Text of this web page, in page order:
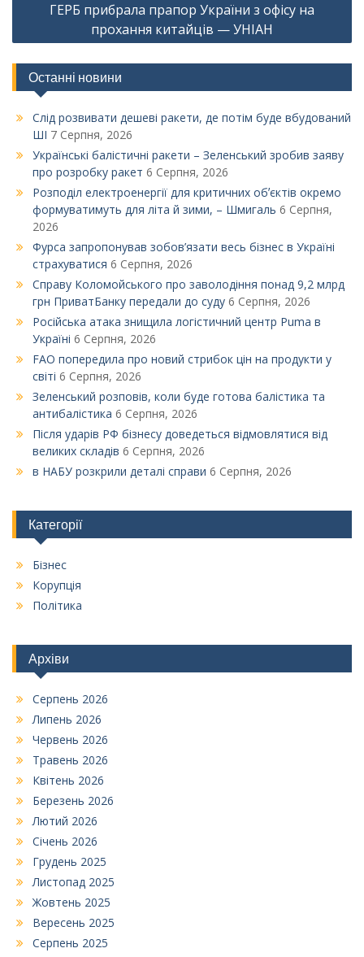
ГЕРБ прибрала прапор України з офісу на
прохання китайців — УНІАН
Останні новини
Слід розвивати дешеві ракети, де потім буде вбудований
ШІ 7 Серпня, 2026
Українські балістичні ракети – Зеленський зробив заяву
про розробку ракет 6 Серпня, 2026
Розподіл електроенергії для критичних обʼєктів окремо
формуватимуть для літа й зими, – Шмигаль 6 Серпня,
2026
Фурса запропонував зобов’язати весь бізнес в Україні
страхуватися 6 Серпня, 2026
Справу Коломойського про заволодіння понад 9,2 млрд
грн ПриватБанку передали до суду 6 Серпня, 2026
Російська атака знищила логістичний центр Puma в
Україні 6 Серпня, 2026
FAO попередила про новий стрибок цін на продукти у
світі 6 Серпня, 2026
Зеленський розповів, коли буде готова балістика та
антибалістика 6 Серпня, 2026
Після ударів РФ бізнесу доведеться відмовлятися від
великих складів 6 Серпня, 2026
в НАБУ розкрили деталі справи 6 Серпня, 2026
Категорії
Бізнес
Корупція
Політика
Архіви
Серпень 2026
Липень 2026
Червень 2026
Травень 2026
Квітень 2026
Березень 2026
Лютий 2026
Січень 2026
Грудень 2025
Листопад 2025
Жовтень 2025
Вересень 2025
Серпень 2025